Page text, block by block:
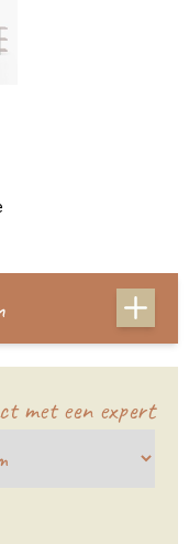
met een expert